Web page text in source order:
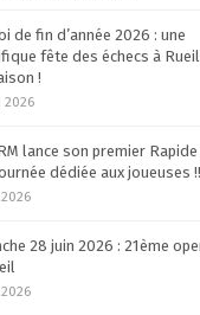
de fin d’année 2026 : une
fête des échecs à
!
2026
lance son premier Rapide
dédiée aux joueuses !!
2026
28 juin 2026 : 21ème